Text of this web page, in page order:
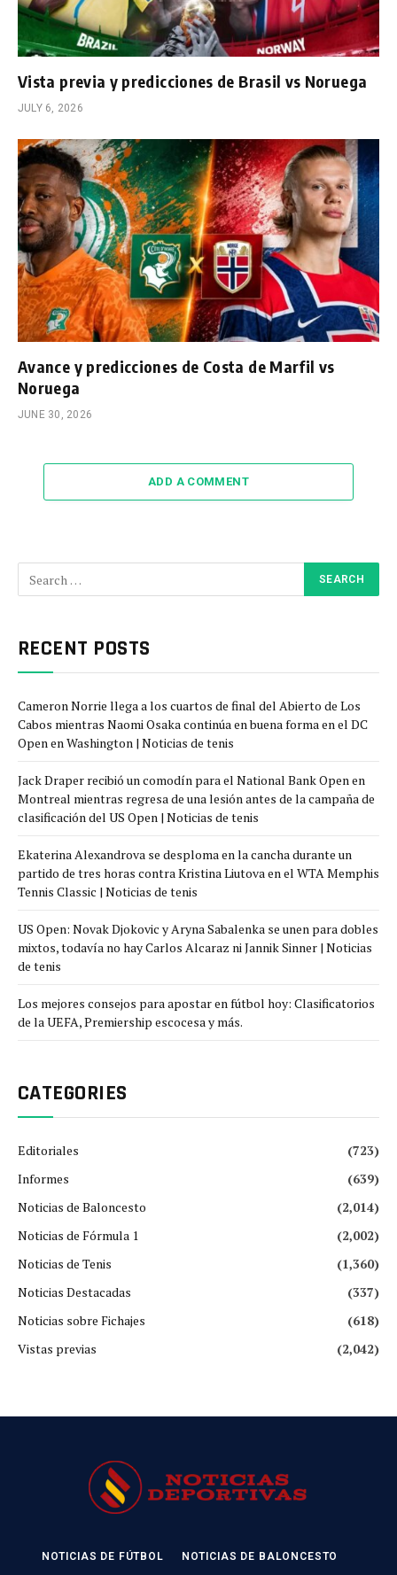
Vista previa y predicciones de Brasil vs Noruega
JULY 6, 2026
Avance y predicciones de Costa de Marfil vs
Noruega
JUNE 30, 2026
ADD A COMMENT
RECENT POSTS
Cameron Norrie llega a los cuartos de final del Abierto de Los
Cabos mientras Naomi Osaka continúa en buena forma en el DC
Open en Washington | Noticias de tenis
Jack Draper recibió un comodín para el National Bank Open en
Montreal mientras regresa de una lesión antes de la campaña de
clasificación del US Open | Noticias de tenis
Ekaterina Alexandrova se desploma en la cancha durante un
partido de tres horas contra Kristina Liutova en el WTA Memphis
Tennis Classic | Noticias de tenis
US Open: Novak Djokovic y Aryna Sabalenka se unen para dobles
mixtos, todavía no hay Carlos Alcaraz ni Jannik Sinner | Noticias
de tenis
Los mejores consejos para apostar en fútbol hoy: Clasificatorios
de la UEFA, Premiership escocesa y más.
CATEGORIES
Editoriales
(723)
Informes
(639)
Noticias de Baloncesto
(2,014)
Noticias de Fórmula 1
(2,002)
Noticias de Tenis
(1,360)
Noticias Destacadas
(337)
Noticias sobre Fichajes
(618)
Vistas previas
(2,042)
NOTICIAS DE FÚTBOL NOTICIAS DE BALONCESTO